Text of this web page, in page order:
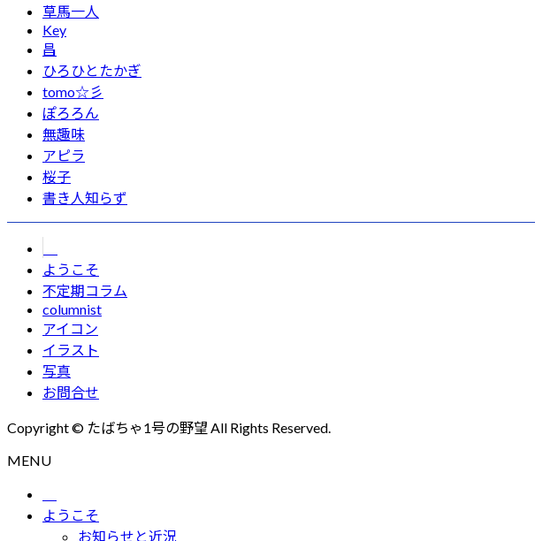
草馬一人
Key
昌
ひろひとたかぎ
tomo☆彡
ぽろろん
無趣味
アピラ
桜子
書き人知らず
ようこそ
不定期コラム
columnist
アイコン
イラスト
写真
お問合せ
Copyright © たばちゃ1号の野望 All Rights Reserved.
MENU
ようこそ
お知らせと近況